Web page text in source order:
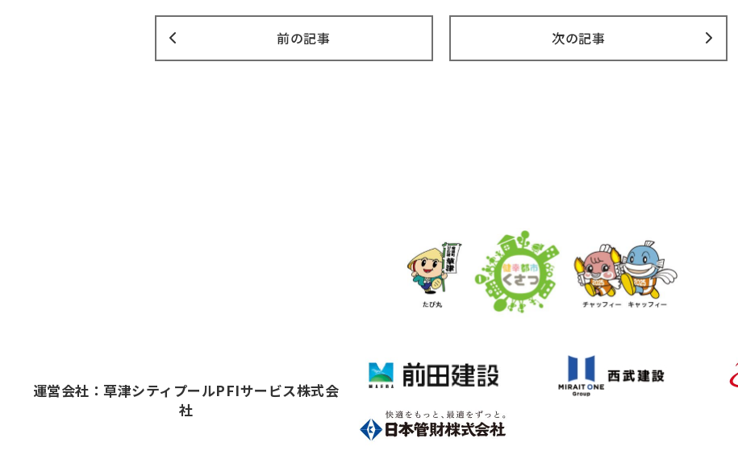
前の記事 次の記事
運営会社：草津シティプールPFIサービス株式会
社